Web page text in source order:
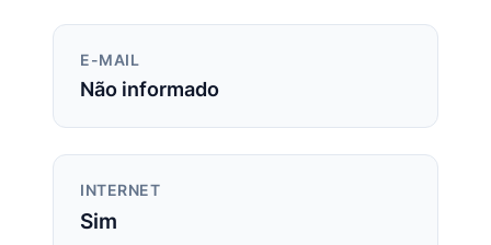
E-MAIL
Não informado
INTERNET
Sim